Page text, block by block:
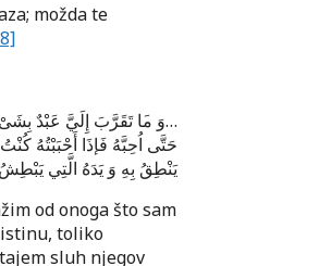
možda te
…وَ ما تَقَرَّبَ إِلَيَّ عَبْدٌ
حَتَّی اُحِبَّهُ فَإذَا أَحْبَبْتُهُ
یَنْطِقُ بِهِ وَ یَدَهُ الَّتِي
od onoga što sam
toliko
sluh njegov